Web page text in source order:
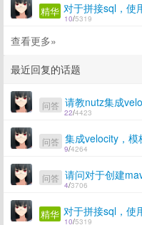
10/5319
精华
查看更多»
最近回复的话题
22/4423
问答
9/4264
问答
4/3706
问答
10/5319
精华